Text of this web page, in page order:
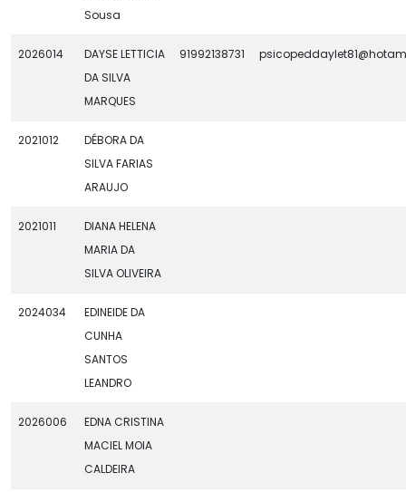
Sousa
2026014
DAYSE LETTICIA
DA SILVA
MARQUES
91992138731
2021012
DÉBORA DA
SILVA FARIAS
ARAUJO
2021011
DIANA HELENA
MARIA DA
SILVA OLIVEIRA
2024034
EDINEIDE DA
CUNHA
SANTOS
LEANDRO
2026006
EDNA CRISTINA
MACIEL MOIA
CALDEIRA